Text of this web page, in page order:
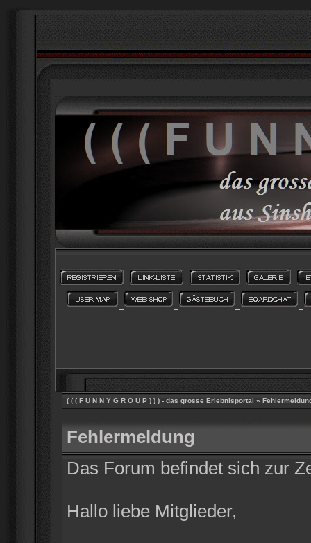
( ( ( F U N N Y G R O U P ) ) ) - das grosse Erlebnisportal »
Fehlermeldung
Das Forum befindet sich zur
Hallo liebe Mitglieder,